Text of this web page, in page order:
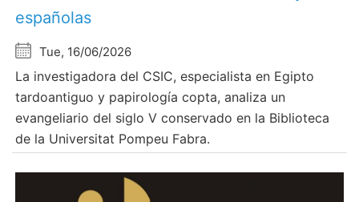
españolas
Tue, 16/06/2026
La investigadora del CSIC, especialista en Egipto
tardoantiguo y papirología copta, analiza un
evangeliario del siglo V conservado en la Biblioteca
de la Universitat Pompeu Fabra.